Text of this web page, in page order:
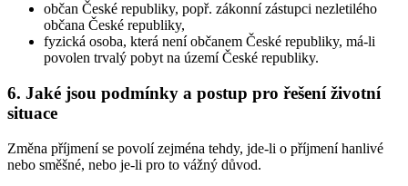
občan České republiky, popř. zákonní zástupci nezletilého
občana České republiky,
fyzická osoba, která není občanem České republiky, má-li
povolen trvalý pobyt na území České republiky.
6. Jaké jsou podmínky a postup pro řešení životní
situace
Změna příjmení se povolí zejména tehdy, jde-li o příjmení hanlivé
nebo směšné, nebo je-li pro to vážný důvod.